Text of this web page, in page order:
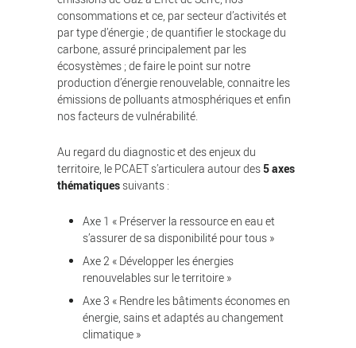
consommations et ce, par secteur d’activités et
par type d’énergie ; de quantifier le stockage du
carbone, assuré principalement par les
écosystèmes ; de faire le point sur notre
production d’énergie renouvelable, connaitre les
émissions de polluants atmosphériques et enfin
nos facteurs de vulnérabilité.
Au regard du diagnostic et des enjeux du
territoire, le PCAET s’articulera autour des5 axes
thématiques suivants :
Axe 1 « Préserver la ressource en eau et
s’assurer de sa disponibilité pour tous »
Axe 2 « Développer les énergies
renouvelables sur le territoire »
Axe 3 « Rendre les bâtiments économes en
énergie, sains et adaptés au changement
climatique »